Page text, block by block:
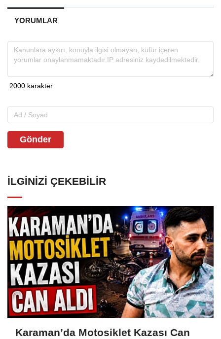
YORUMLAR
Gönder
İLGINIZI ÇEKEBILIR
Karaman’da Motosiklet Kazası Can